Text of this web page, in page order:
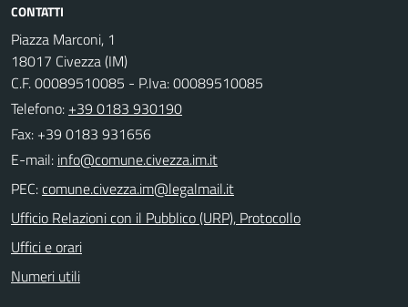
CONTATTI
Piazza Marconi, 1
18017 Civezza (IM)
C.F. 00089510085 - P.Iva: 00089510085
Telefono: +39 0183 930190
Fax: +39 0183 931656
E-mail:
PEC:
Ufficio Relazioni con il Pubblico (URP), Protocollo
Uffici e orari
Numeri utili